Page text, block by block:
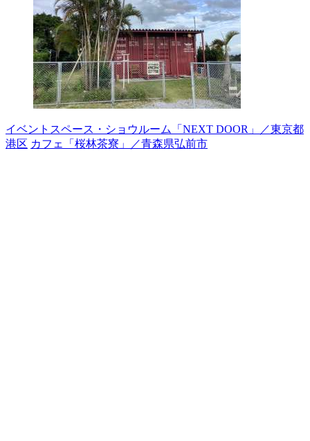
イベントスペース・ショウルーム「NEXT DOOR」／東京都
港区 カフェ「桜林茶寮」／青森県弘前市